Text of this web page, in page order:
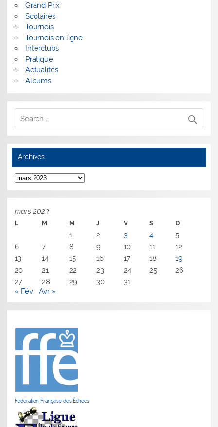
Grand Prix
Scolaires
Tournois
Tournois en ligne
Interclubs
Pratique
Actualités
Albums
Archives
Archives
mars 2023
L M M J V S D
1 2 3 4
5
6
7 8 9 10 11
12
13
14 15 16 17 18
19
20
21 22 23 24 25
26
27
28 29 30
31
« Fév
Avr »
Fédération Française des Échecs